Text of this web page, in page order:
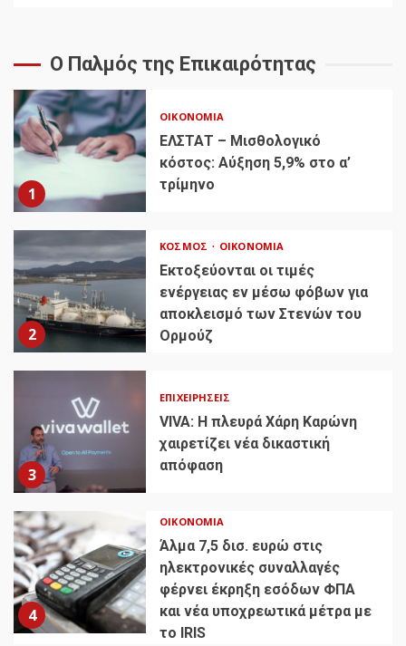
Ο Παλμός της Επικαιρότητας
1
ΟΙΚΟΝΟΜΊΑ
ΕΛΣΤΑΤ – Μισθολογικό
κόστος: Αύξηση 5,9% στο α’
τρίμηνο
2
ΚΌΣΜΟΣ ΟΙΚΟΝΟΜΊΑ
Εκτοξεύονται οι τιμές
ενέργειας εν μέσω φόβων για
αποκλεισμό των Στενών του
Ορμούζ
3
ΕΠΙΧΕΙΡΉΣΕΙΣ
VIVA: Η πλευρά Χάρη Καρώνη
χαιρετίζει νέα δικαστική
απόφαση
4
ΟΙΚΟΝΟΜΊΑ
Άλμα 7,5 δισ. ευρώ στις
ηλεκτρονικές συναλλαγές
φέρνει έκρηξη εσόδων ΦΠΑ
και νέα υποχρεωτικά μέτρα με
το IRIS